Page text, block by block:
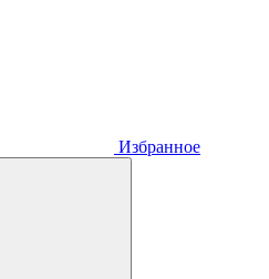
Избранное